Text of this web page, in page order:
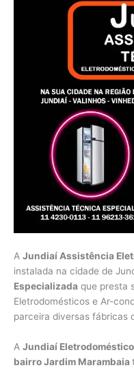
A Jundiaí Assistência
instalada na cidade de
Especializada que presta
Eletrodomésticos e Ar-
parceira diversas fábricas
A Jundiaí
bairro Jardim Marambaia